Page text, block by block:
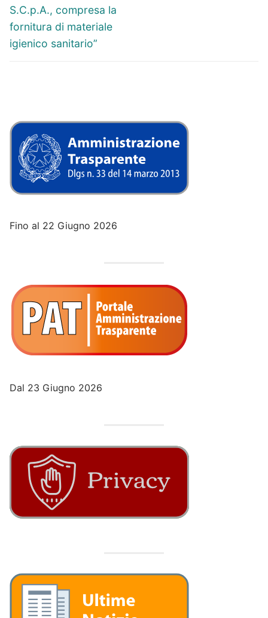
S.C.p.A., compresa la
fornitura di materiale
igienico sanitario”
Fino al 22 Giugno 2026
Dal 23 Giugno 2026